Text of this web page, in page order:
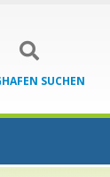
SUCHEN